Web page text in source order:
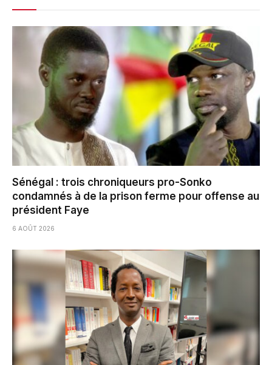
Sénégal : trois chroniqueurs pro-Sonko
condamnés à de la prison ferme pour offense au
président Faye
6 AOÛT 2026